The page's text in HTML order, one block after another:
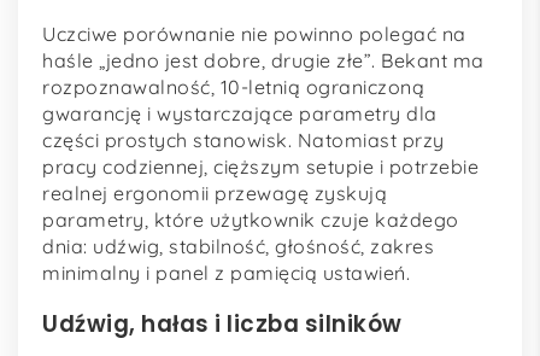
Uczciwe porównanie nie powinno polegać na
haśle „jedno jest dobre, drugie złe”. Bekant ma
rozpoznawalność, 10-letnią ograniczoną
gwarancję i wystarczające parametry dla
części prostych stanowisk. Natomiast przy
pracy codziennej, cięższym setupie i potrzebie
realnej ergonomii przewagę zyskują
parametry, które użytkownik czuje każdego
dnia: udźwig, stabilność, głośność, zakres
minimalny i panel z pamięcią ustawień.
Udźwig, hałas i liczba silników